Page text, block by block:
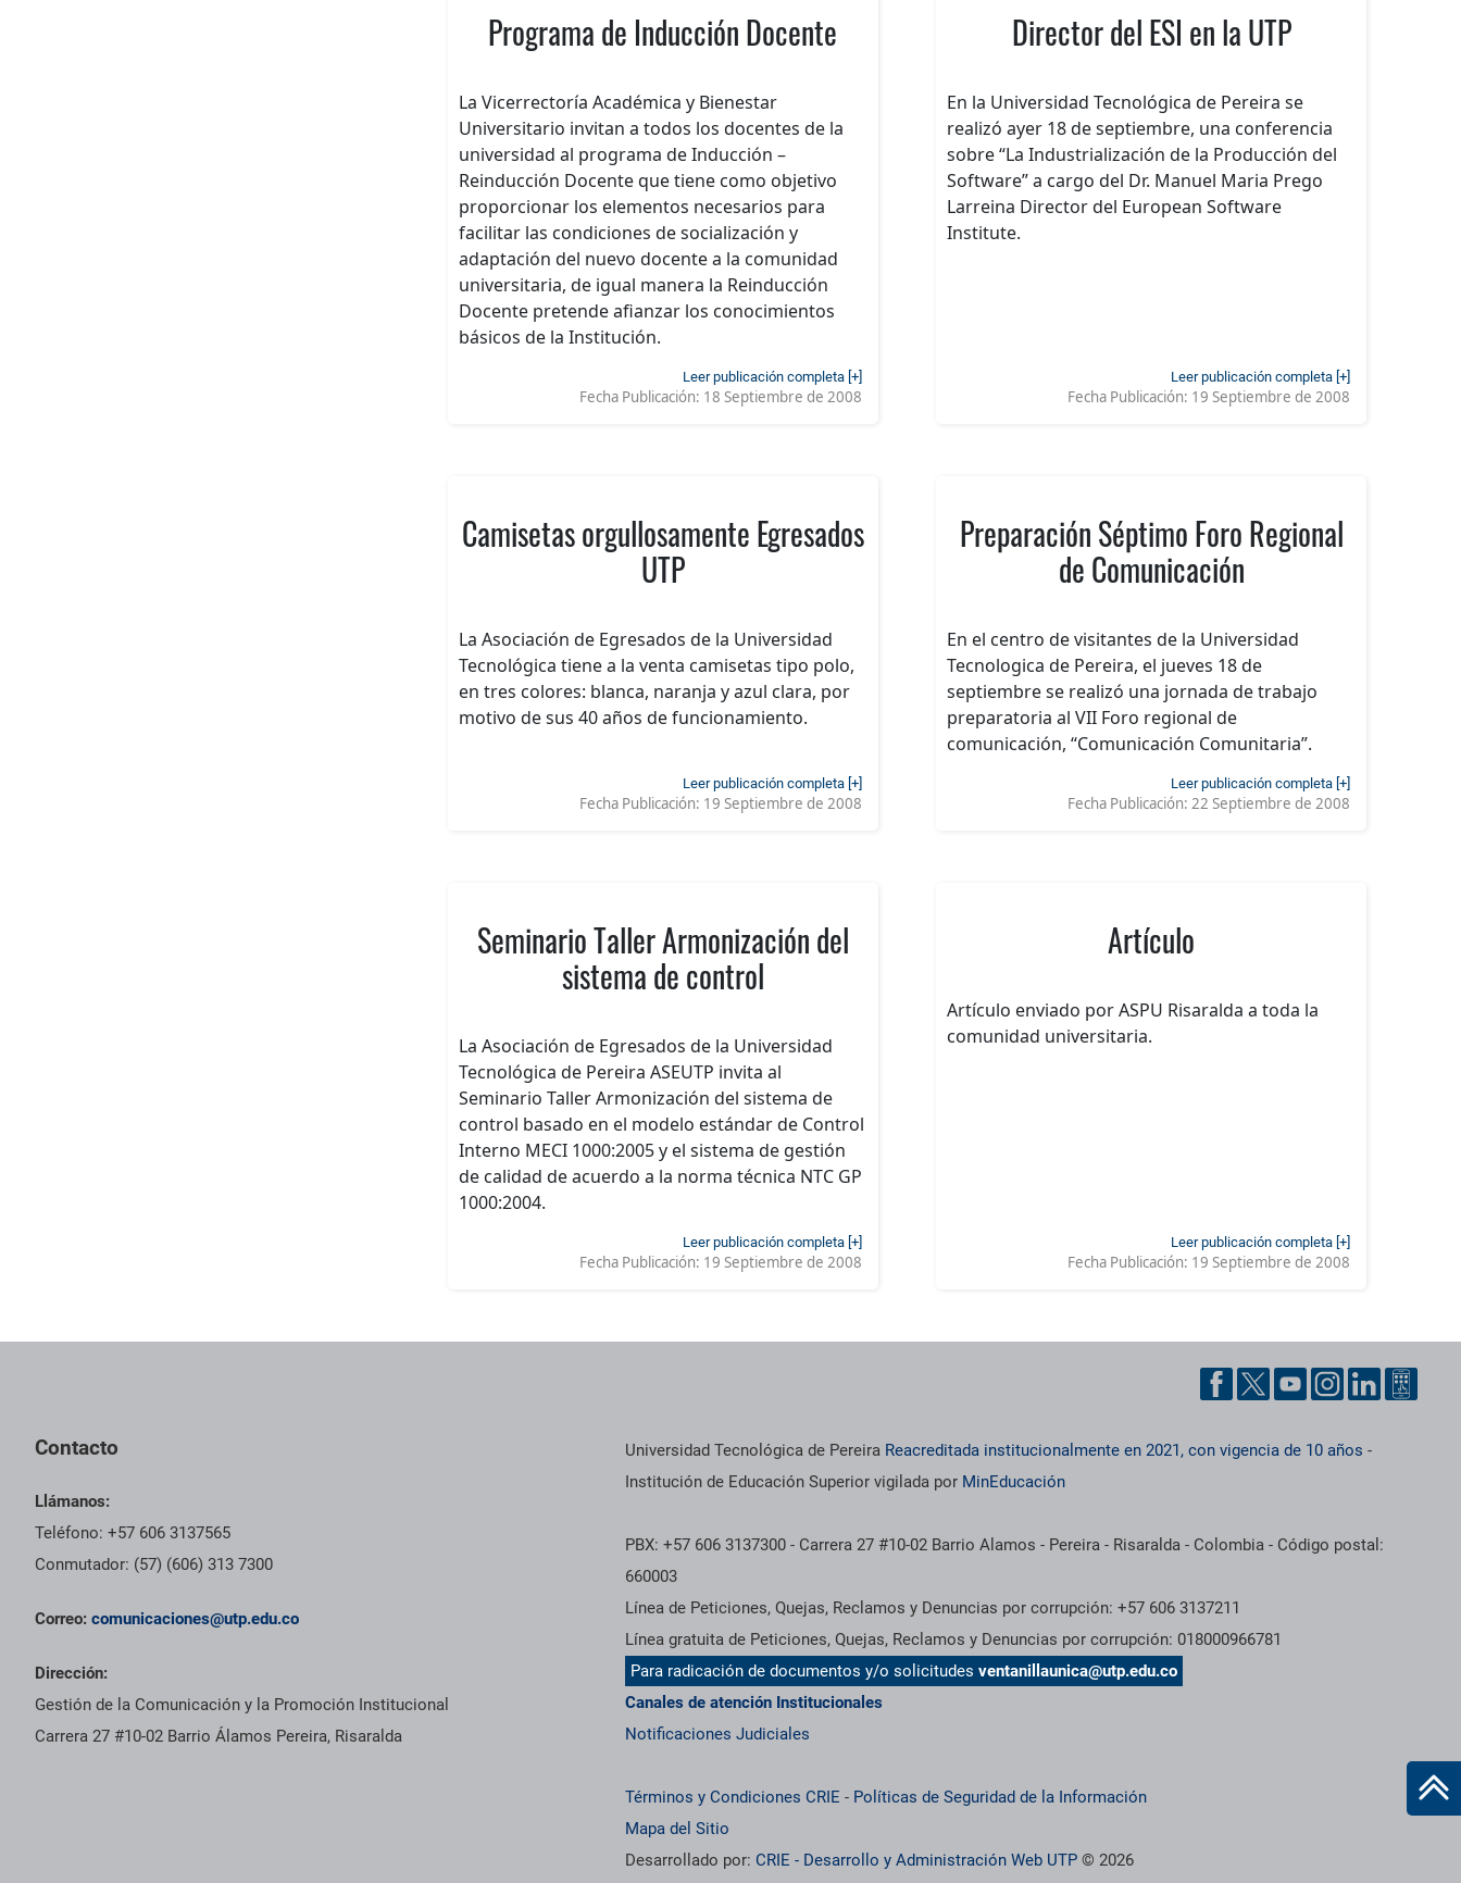
Programa de Inducción Docente
La Vicerrectoría Académica y Bienestar
Universitario invitan a todos los docentes de la
universidad al programa de Inducción –
Reinducción Docente que tiene como objetivo
proporcionar los elementos necesarios para
facilitar las condiciones de socialización y
adaptación del nuevo docente a la comunidad
universitaria, de igual manera la Reinducción
Docente pretende afianzar los conocimientos
básicos de la Institución.
Leer publicación completa [+]
Fecha Publicación: 18 Septiembre de 2008
Director del ESI en la UTP
En la Universidad Tecnológica de Pereira se
realizó ayer 18 de septiembre, una conferencia
sobre “La Industrialización de la Producción del
Software” a cargo del Dr. Manuel Maria Prego
Larreina Director del European Software
Institute.
Leer publicación completa [+]
Fecha Publicación: 19 Septiembre de 2008
Camisetas orgullosamente Egresados
UTP
La Asociación de Egresados de la Universidad
Tecnológica tiene a la venta camisetas tipo polo,
en tres colores: blanca, naranja y azul clara, por
motivo de sus 40 años de funcionamiento.
Leer publicación completa [+]
Fecha Publicación: 19 Septiembre de 2008
Preparación Séptimo Foro Regional
de Comunicación
En el centro de visitantes de la Universidad
Tecnologica de Pereira, el jueves 18 de
septiembre se realizó una jornada de trabajo
preparatoria al VII Foro regional de
comunicación, “Comunicación Comunitaria”.
Leer publicación completa [+]
Fecha Publicación: 22 Septiembre de 2008
Seminario Taller Armonización del
sistema de control
La Asociación de Egresados de la Universidad
Tecnológica de Pereira ASEUTP invita al
Seminario Taller Armonización del sistema de
control basado en el modelo estándar de Control
Interno MECI 1000:2005 y el sistema de gestión
de calidad de acuerdo a la norma técnica NTC GP
1000:2004.
Leer publicación completa [+]
Fecha Publicación: 19 Septiembre de 2008
Artículo
Artículo enviado por ASPU Risaralda a toda la
comunidad universitaria.
Leer publicación completa [+]
Fecha Publicación: 19 Septiembre de 2008
Contacto
Llámanos:
Teléfono: +57 606 3137565
Conmutador: (57) (606) 313 7300
Correo: comunicaciones@utp.edu.co
Dirección:
Gestión de la Comunicación y la Promoción Institucional
Carrera 27 #10-02 Barrio Álamos Pereira, Risaralda
Universidad Tecnológica de Pereira Reacreditada institucionalmente en 2021, con vigencia de 10 años -
Institución de Educación Superior vigilada por MinEducación
PBX: +57 606 3137300 - Carrera 27 #10-02 Barrio Alamos - Pereira - Risaralda - Colombia - Código postal:
660003
Línea de Peticiones, Quejas, Reclamos y Denuncias por corrupción: +57 606 3137211
Línea gratuita de Peticiones, Quejas, Reclamos y Denuncias por corrupción: 018000966781
Para radicación de documentos y/o solicitudesventanillaunica@utp.edu.co
Canales de atención Institucionales
Notificaciones Judiciales
Términos y Condiciones CRIE - Políticas de Seguridad de la Información
Mapa del Sitio
Desarrollado por:CRIE - Desarrollo y Administración Web UTP © 2026